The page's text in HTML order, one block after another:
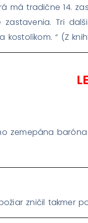
má tradične 14.
Tri
kostolíkom. “ (Z
zemepána
zničil